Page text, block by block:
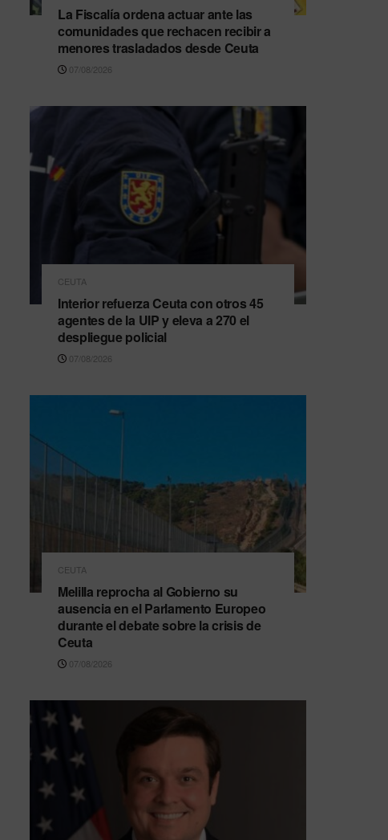
La Fiscalía ordena actuar ante las
comunidades que rechacen recibir a
menores trasladados desde Ceuta
07/08/2026
CEUTA
Interior refuerza Ceuta con otros 45
agentes de la UIP y eleva a 270 el
despliegue policial
07/08/2026
CEUTA
Melilla reprocha al Gobierno su
ausencia en el Parlamento Europeo
durante el debate sobre la crisis de
Ceuta
07/08/2026